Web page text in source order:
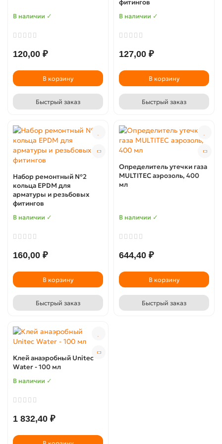
В наличии ✓
120,00 ₽
В корзину
Быстрый заказ
фитингов
В наличии ✓
127,00 ₽
В корзину
Быстрый заказ
Набор ремонтный №2
кольца EPDM для
арматуры и резьбовых
фитингов
В наличии ✓
160,00 ₽
В корзину
Быстрый заказ
Определитель утечки газа
MULTITEC аэрозоль, 400
мл
В наличии ✓
644,40 ₽
В корзину
Быстрый заказ
Клей анаэробный Unitec
Water - 100 мл
В наличии ✓
1 832,40 ₽